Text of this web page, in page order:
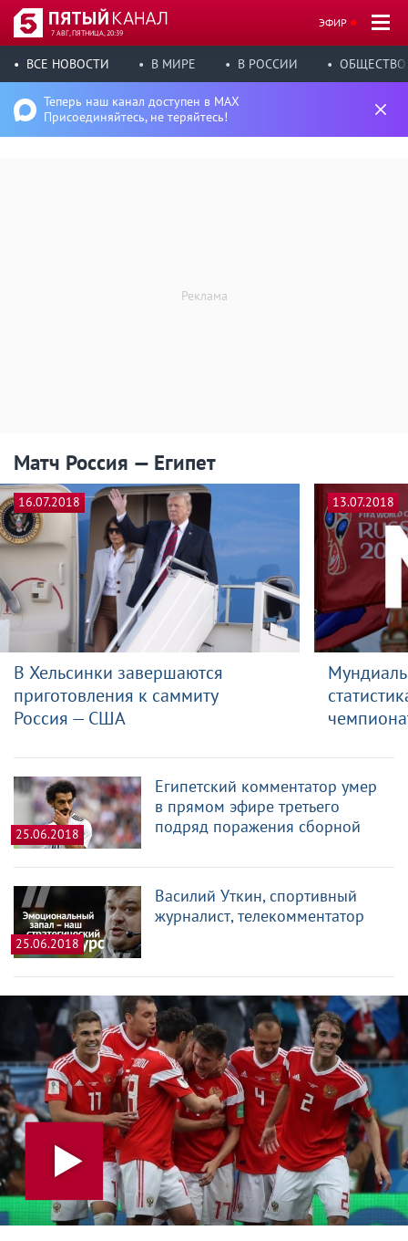
7 АВГ, ПЯТНИЦА, 20:39
ЭФИР
ВСЕ НОВОСТИ В МИРЕ В РОССИИ ОБЩЕСТВО
Теперь наш канал доступен в MAX
Присоединяйтесь, не теряйтесь!
Матч Россия — Египет
16.07.2018
В Хельсинки завершаются
приготовления к саммиту
Россия — США
13.07.2018
25.06.2018
Египетский комментатор умер
в прямом эфире третьего
подряд поражения сборной
25.06.2018
Василий Уткин, спортивный
журналист, телекомментатор